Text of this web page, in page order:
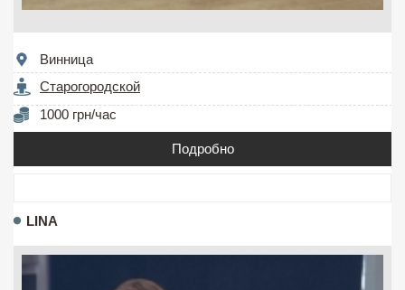
Винница
Старогородской
1000 грн/час
Подробно
LINA